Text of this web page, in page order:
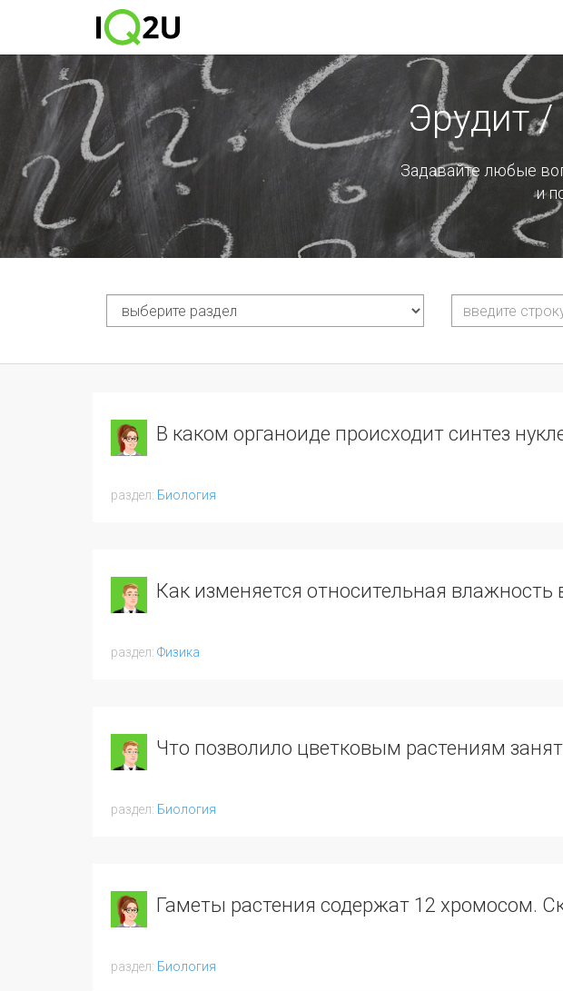
Эрудит /
Задавайте любые
и
Биология
В каком органоиде происходит синтез
Физика
Как изменяется относительная
Биология
Что позволило цветковым растениям
Биология
Гаметы растения содержат 12 хромосом.